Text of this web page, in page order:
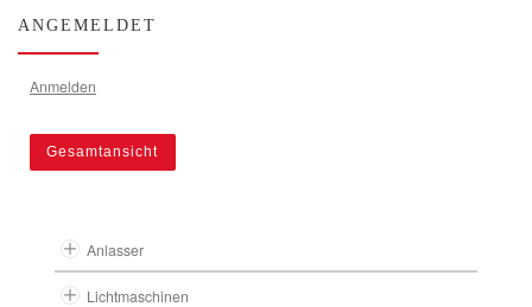
ANGEMELDET
Anmelden
Gesamtansicht
Anlasser
Lichtmaschinen